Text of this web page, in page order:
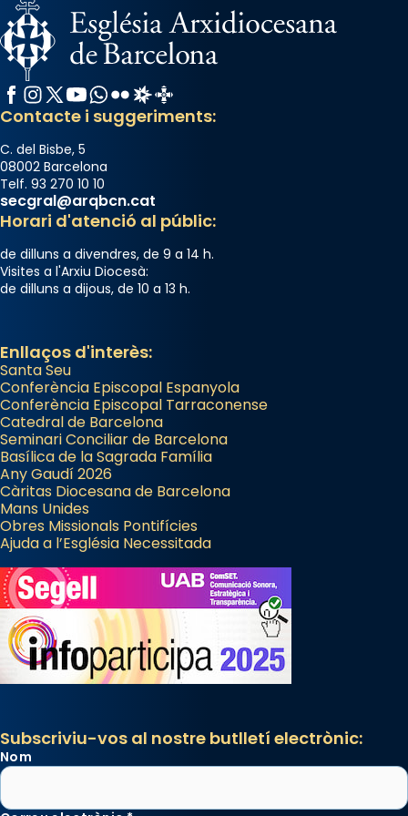
Manuel Blanch, amb aire d’òpera
italianitzant; s’interpreta per privilegi
pontifici, amb orquestra i cor, i té una
duració aproximada de tres hores. Després,
processó (recuperada el 1972) al voltant
del temple amb les relíquies de les santes.
Des de 1985 hi participa també un grup de
diablesses amb música i ball propis. Festa
gran a Mataró.
Santes a Mataró»🥵.
Photo
Facebook
Instagram
X / Twitter
YouTube
WhatsApp
FlickrRadio Estel
Catalunya Cristiana
Contacte i suggeriments:
C. del Bisbe, 5
08002 Barcelona
Telf. 93 270 10 10
secgral@arqbcn.cat
Horari d'atenció al públic:
de dilluns a divendres, de 9 a 14 h.
Visites a l'Arxiu Diocesà:
de dilluns a dijous, de 10 a 13 h.
Enllaços d'interès:
Santa Seu
Conferència Episcopal Espanyola
Conferència Episcopal Tarraconense
Catedral de Barcelona
Seminari Conciliar de Barcelona
Basílica de la Sagrada Família
Any Gaudí 2026
Càritas Diocesana de Barcelona
Mans Unides
Obres Missionals Pontifícies
Ajuda a l’Església Necessitada
Subscriviu-vos al nostre butlletí electrònic:
Nom